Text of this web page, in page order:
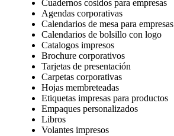
Cuadernos cosidos para empresas
Agendas corporativas
Calendarios de mesa para empresas
Calendarios de bolsillo con logo
Catalogos impresos
Brochure corporativos
Tarjetas de presentación
Carpetas corporativas
Hojas membreteadas
Etiquetas impresas para productos
Empaques personalizados
Libros
Volantes impresos